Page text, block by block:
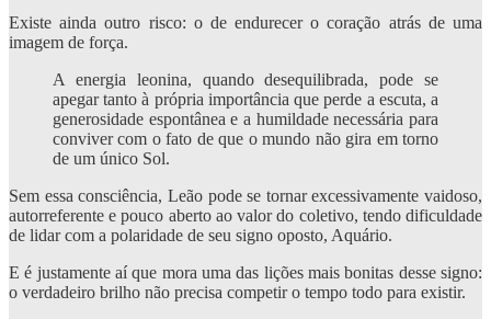
Existe ainda outro risco: o de endurecer o coração atrás de uma
imagem de força.
A energia leonina, quando desequilibrada, pode se
apegar tanto à própria importância que perde a escuta, a
generosidade espontânea e a humildade necessária para
conviver com o fato de que o mundo não gira em torno
de um único Sol.
Sem essa consciência, Leão pode se tornar excessivamente vaidoso,
autorreferente e pouco aberto ao valor do coletivo, tendo dificuldade
de lidar com a polaridade de seu signo oposto, Aquário.
E é justamente aí que mora uma das lições mais bonitas desse signo:
o verdadeiro brilho não precisa competir o tempo todo para existir.